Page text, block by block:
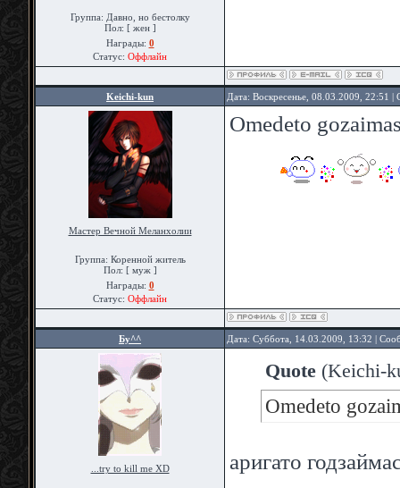
Группа: Давно, но бестолку
Пол: [ жен ]
Награды: 0
Статус: Оффлайн
Keichi-kun Дата: Воскресенье, 08.03.2009, 22:51
Мастер Вечной Меланхолии
Группа: Коренной житель
Пол: [ муж ]
Награды: 0
Статус: Оффлайн
Omedeto
Бу^^ Дата: Суббота, 14.03.2009, 13:32 |
...try to kill me XD
Quote (Keichi-
Omedeto
аригато